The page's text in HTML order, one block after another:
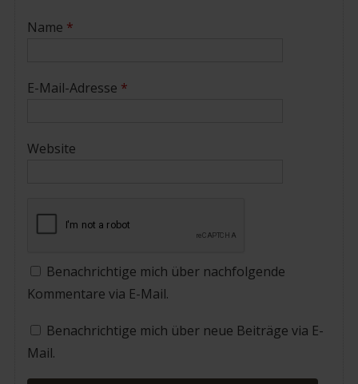
Name *
E-Mail-Adresse *
Website
Benachrichtige mich über nachfolgende
Kommentare via E-Mail.
Benachrichtige mich über neue Beiträge via E-
Mail.